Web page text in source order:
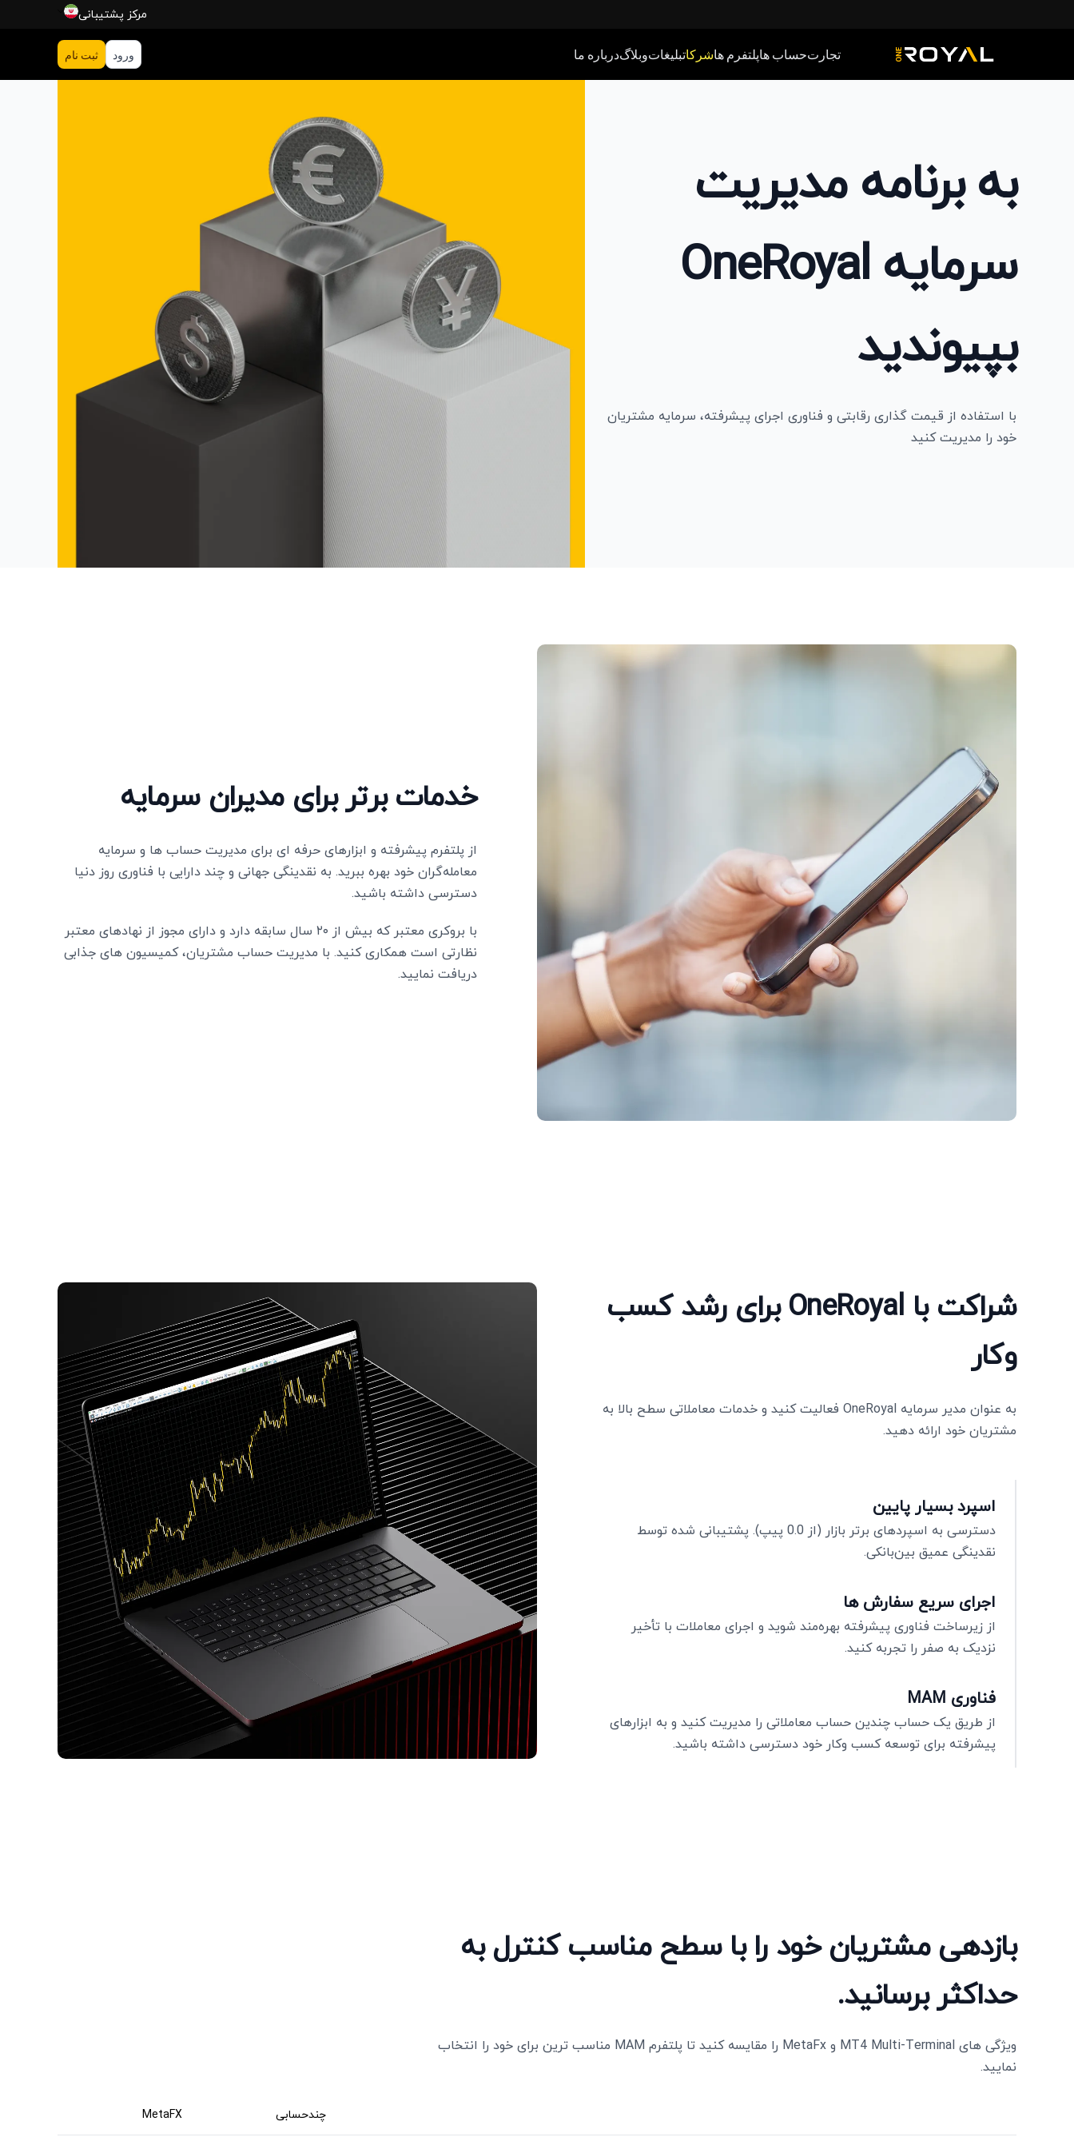
مركز پشتیبانی
OneRoyal Home تجارتحساب‌ هاپلتفرم‌ هاشرکاتبلیغاتوبلاگدرباره ما ورود ثبت‌ نام
به برنامه مدیریت
سرمایه OneRoyal
بپیوندید
با استفاده از قیمت‌ گذاری رقابتی و فناوری اجرای پیشرفته، سرمایه مشتریان
خود را مدیریت کنید
خدمات برتر برای مدیران سرمایه
از پلتفرم پیشرفته و ابزارهای حرفه‌ ای برای مدیریت حساب‌ ها و سرمایه
معامله‌گران خود بهره ببرید. به نقدینگی جهانی و چند دارایی با فناوری روز دنیا
دسترسی داشته باشید.
با بروکری معتبر که بیش از ۲۰ سال سابقه دارد و دارای مجوز از نهادهای معتبر
نظارتی است همکاری کنید. با مدیریت حساب مشتریان، کمیسیون‌ های جذابی
دریافت نمایید.
شراکت با OneRoyal برای رشد کسب‌
وکار
به عنوان مدیر سرمایه OneRoyal فعالیت کنید و خدمات معاملاتی سطح بالا به
مشتریان خود ارائه دهید.
اسپرد بسیار پایین
دسترسی به اسپردهای برتر بازار (از 0.0 پیپ). پشتیبانی شده توسط
نقدینگی عمیق بین‌بانکی.
اجرای سریع سفارش‌ ها
از زیرساخت فناوری پیشرفته بهره‌مند شوید و اجرای معاملات با تأخیر
نزدیک به صفر را تجربه کنید.
فناوری MAM
از طریق یک حساب چندین حساب معاملاتی را مدیریت کنید و به ابزارهای
پیشرفته برای توسعه کسب‌ وکار خود دسترسی داشته باشید.
بازدهی مشتریان خود را با سطح مناسب کنترل به
حداکثر برسانید.
ویژگی‌ های MT4 Multi-Terminal و MetaFx را مقایسه کنید تا پلتفرم MAM مناسب‌ ترین برای خود را انتخاب
نمایید.
چندحسابی MetaFX